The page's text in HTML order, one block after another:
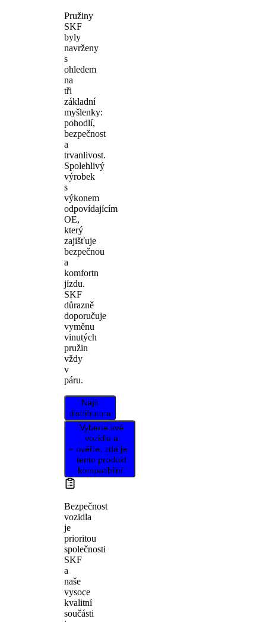
Pružiny
SKF
byly
navrženy
s
ohledem
na
tři
základní
myšlenky:
pohodlí,
bezpečnost
a
trvanlivost.
Spolehlivý
výrobek
s
výkonem
odpovídajícím
OE,
který
zajišťuje
bezpečnou
a
komfortn
jízdu.
SKF
důrazně
doporučuje
vyměnu
vinutých
pružin
vždy
v
páru.
Najít
distributora
Vyberte své
vozidlo a
ověřte, zda je
tento produkt
kompatibilní.
Bezpečnost
vozidla
je
prioritou
společnosti
SKF
a
naše
vysoce
kvalitní
součásti